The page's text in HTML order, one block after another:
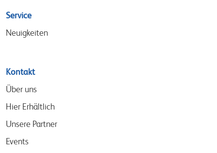
Service
Neuigkeiten
Kontakt
Über uns
Hier Erhältlich
Unsere Partner
Events